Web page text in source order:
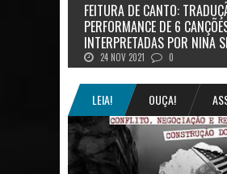
FEITURA DE CANTO:
PERFORMANCE DE 6
INTERPRETADAS POR NINA
24 NOV 2021 0
LEIA! OUÇA!